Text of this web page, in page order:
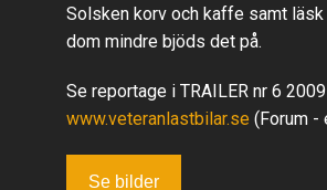
Solsken korv och kaffe samt
dom mindre bjöds det på.
Se reportage i TRAILER nr 6 2009
www.veteranlastbilar.se (Forum -
Se bilder